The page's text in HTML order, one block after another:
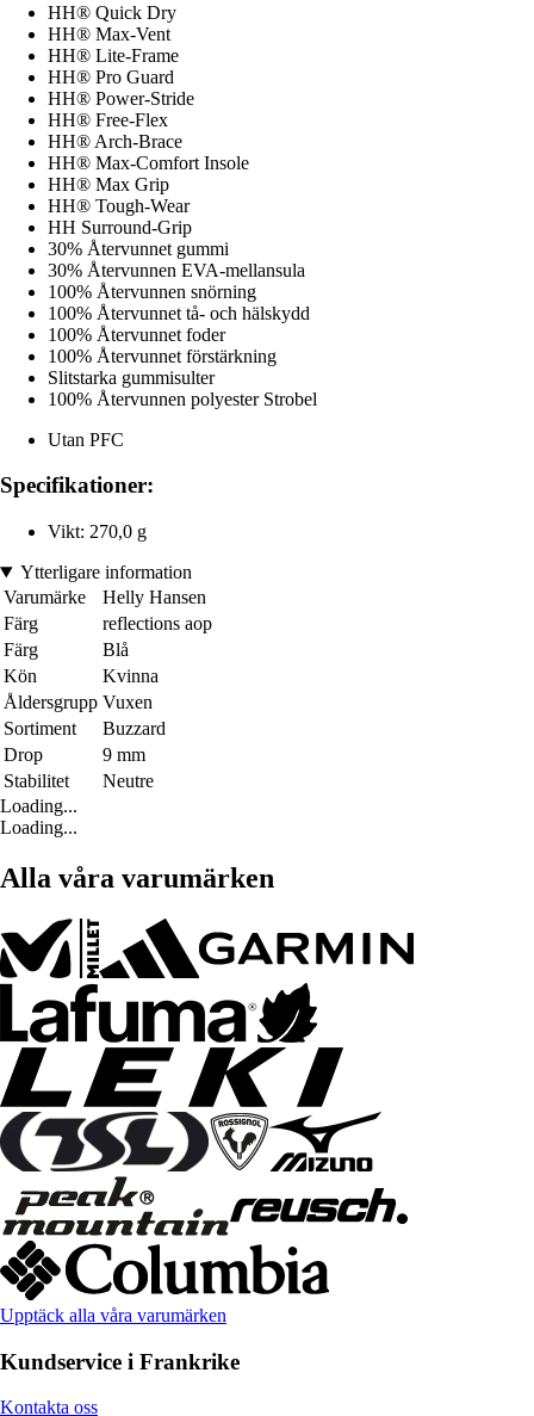
HH® Quick Dry
HH® Max-Vent
HH® Lite-Frame
HH® Pro Guard
HH® Power-Stride
HH® Free-Flex
HH® Arch-Brace
HH® Max-Comfort Insole
HH® Max Grip
HH® Tough-Wear
HH Surround-Grip
30% Återvunnet gummi
30% Återvunnen EVA-mellansula
100% Återvunnen snörning
100% Återvunnet tå- och hälskydd
100% Återvunnet foder
100% Återvunnet förstärkning
Slitstarka gummisulter
100% Återvunnen polyester Strobel
Utan PFC
Specifikationer:
Vikt: 270,0 g
Ytterligare information
Varumärke
Helly Hansen
Färg
reflections aop
Färg
Blå
Kön
Kvinna
Åldersgrupp Vuxen
Sortiment
Buzzard
Drop
9 mm
Stabilitet
Neutre
Loading...
Loading...
Alla våra varumärken
Upptäck alla våra varumärken
Kundservice i Frankrike
Kontakta oss